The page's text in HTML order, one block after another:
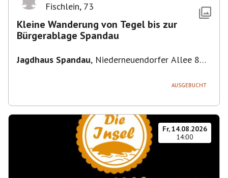
Fischlein, 73
Kleine Wanderung von Tegel bis zur
Bürgerablage Spandau
Jagdhaus Spandau, Niederneuendorfer Allee 80,
AUSGEBUCHT
Fr, 14.08.2026
14:00